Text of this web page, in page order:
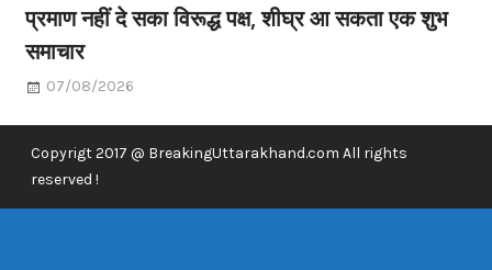
प्रमाण नहीं दे सका विरूद्ध पक्ष, शीघ्र आ सकता एक शुभ
समाचार
07/08/2026
Copyrigt 2017 @ BreakingUttarakhand.com All rights
reserved !